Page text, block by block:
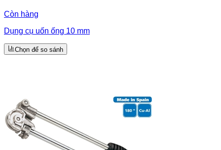
Còn hàng
Dụng cụ uốn ống 10 mm
Chọn để so sánh